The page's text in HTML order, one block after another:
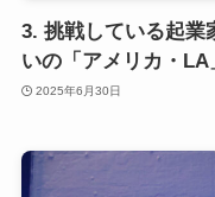
3. 挑戦している起業
いの「アメリカ・LA
2025年6月30日